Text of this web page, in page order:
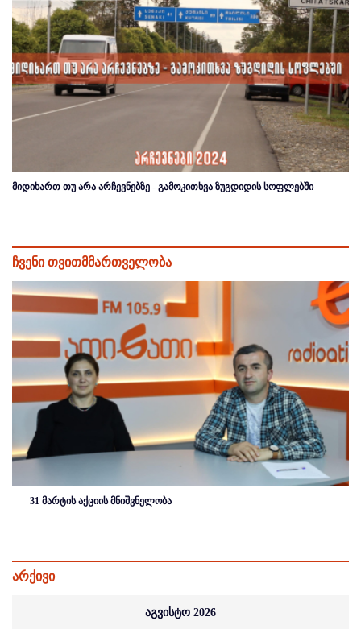
მიდიხართ თუ არა არჩევნებზე - გამოკითხვა ზუგდიდის სოფლებში
ჩვენი თვითმმართველობა
31 მარტის აქციის მნიშვნელობა
არქივი
აგვისტო 2026